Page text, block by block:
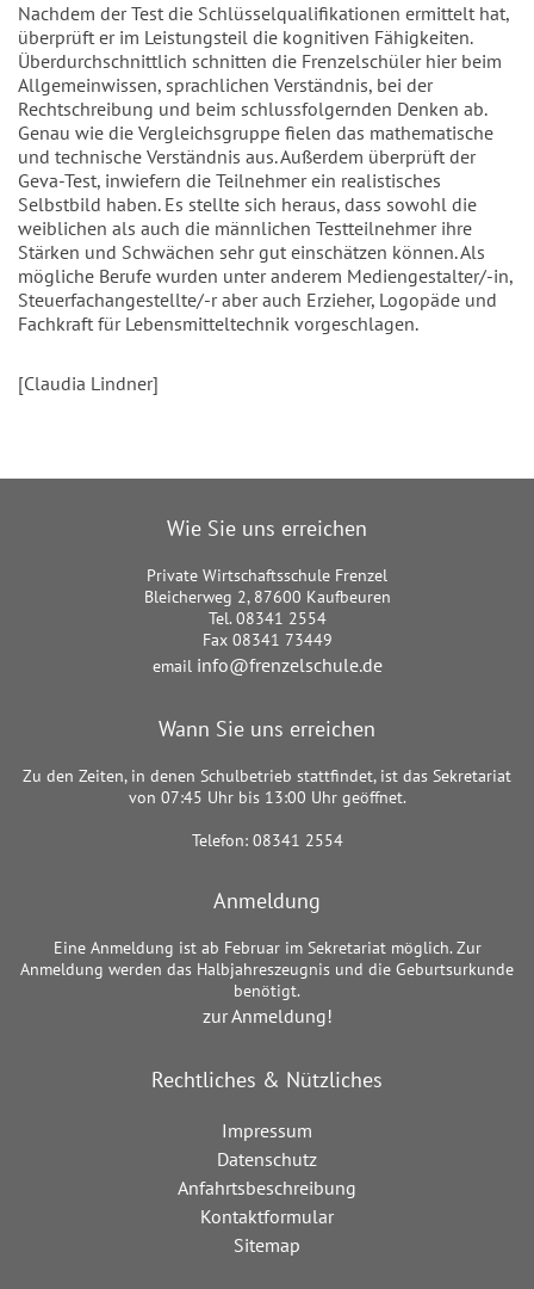
Nachdem der Test die Schlüsselqualifikationen ermittelt hat,
überprüft er im Leistungsteil die kognitiven Fähigkeiten.
Überdurchschnittlich schnitten die Frenzelschüler hier beim
Allgemeinwissen, sprachlichen Verständnis, bei der
Rechtschreibung und beim schlussfolgernden Denken ab.
Genau wie die Vergleichsgruppe fielen das mathematische
und technische Verständnis aus. Außerdem überprüft der
Geva-Test, inwiefern die Teilnehmer ein realistisches
Selbstbild haben. Es stellte sich heraus, dass sowohl die
weiblichen als auch die männlichen Testteilnehmer ihre
Stärken und Schwächen sehr gut einschätzen können. Als
mögliche Berufe wurden unter anderem Mediengestalter/-in,
Steuerfachangestellte/-r aber auch Erzieher, Logopäde und
Fachkraft für Lebensmitteltechnik vorgeschlagen.
[Claudia Lindner]
Wie Sie uns erreichen
Private Wirtschaftsschule Frenzel
Bleicherweg 2, 87600 Kaufbeuren
Tel. 08341 2554
Fax 08341 73449
email info@frenzelschule.de
Wann Sie uns erreichen
Zu den Zeiten, in denen Schulbetrieb stattfindet, ist das Sekretariat
von 07:45 Uhr bis 13:00 Uhr geöffnet.
Telefon: 08341 2554
Anmeldung
Eine Anmeldung ist ab Februar im Sekretariat möglich. Zur
Anmeldung werden das Halbjahreszeugnis und die Geburtsurkunde
benötigt.
zur Anmeldung!
Rechtliches & Nützliches
Impressum
Datenschutz
Anfahrtsbeschreibung
Kontaktformular
Sitemap